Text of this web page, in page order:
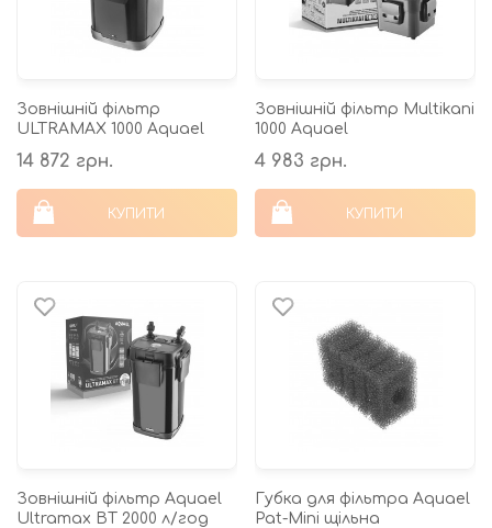
Зовнішній фільтр
ULTRAMAX 1000 Aquael
14 872 грн.
КУПИТИ
Зовнішній фільтр Multikani
1000 Aquael
4 983 грн.
КУПИТИ
Зовнішній фільтр Aquael
Ultramax BT 2000 л/год
Губка для фільтра Aquael
Pat-Mini щільна